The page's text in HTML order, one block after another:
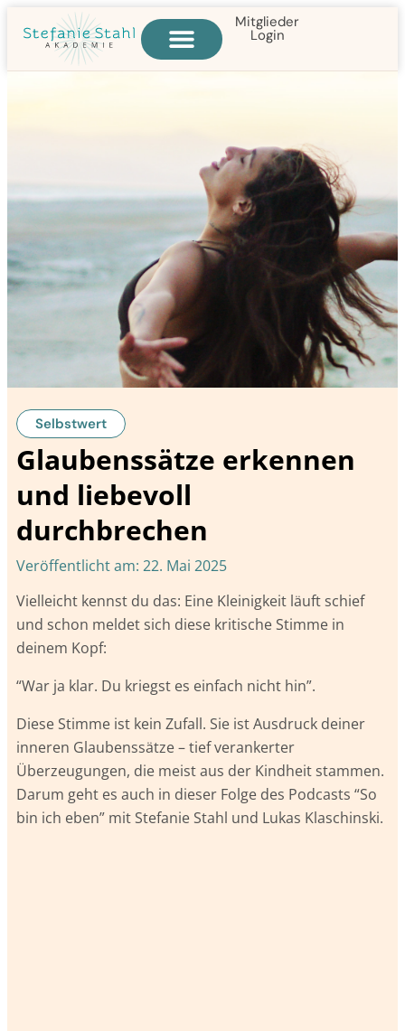
Mitglieder
Login
Selbstwert
Glaubenssätze erkennen
und liebevoll
durchbrechen
Veröffentlicht am: 22. Mai 2025
Vielleicht kennst du das: Eine Kleinigkeit läuft schief
und schon meldet sich diese kritische Stimme in
deinem Kopf:
“War ja klar. Du kriegst es einfach nicht hin”.
Diese Stimme ist kein Zufall. Sie ist Ausdruck deiner
inneren Glaubenssätze – tief verankerter
Überzeugungen, die meist aus der Kindheit stammen.
Darum geht es auch in dieser Folge des Podcasts “So
bin ich eben” mit Stefanie Stahl und Lukas Klaschinski.